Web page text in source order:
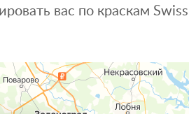
вас по краскам